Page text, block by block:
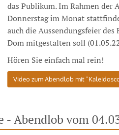
das Publikum. Im Rahmen der
Donnerstag im Monat
auch die Aussendungsfeier
Dom mitgestalten soll
Hören Sie einfach mal rein!
Video zum Abendlob mit
- Abendlob vom